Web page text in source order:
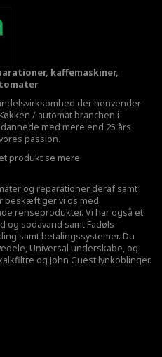
kaffemaskiner,
der henvender
/ automat branchen i
med mere end 25 års
passion.
produkt se mere
og reparationer deraf samt
beskæftiger vi os med
renseprodukter. Vi har også et
og sodavand samt Fadøls
samt betalingssystemer. Du
Universal underskabe, og
og John Guest lynkoblinger.